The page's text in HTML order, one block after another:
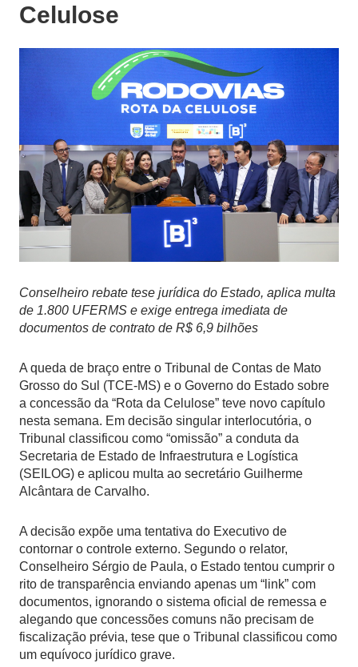
Celulose
Conselheiro rebate tese jurídica do Estado, aplica multa
de 1.800 UFERMS e exige entrega imediata de
documentos de contrato de R$ 6,9 bilhões
A queda de braço entre o Tribunal de Contas de Mato
Grosso do Sul (TCE-MS) e o Governo do Estado sobre
a concessão da “Rota da Celulose” teve novo capítulo
nesta semana. Em decisão singular interlocutória, o
Tribunal classificou como “omissão” a conduta da
Secretaria de Estado de Infraestrutura e Logística
(SEILOG) e aplicou multa ao secretário Guilherme
Alcântara de Carvalho.
A decisão expõe uma tentativa do Executivo de
contornar o controle externo. Segundo o relator,
Conselheiro Sérgio de Paula, o Estado tentou cumprir o
rito de transparência enviando apenas um “link” com
documentos, ignorando o sistema oficial de remessa e
alegando que concessões comuns não precisam de
fiscalização prévia, tese que o Tribunal classificou como
um equívoco jurídico grave.